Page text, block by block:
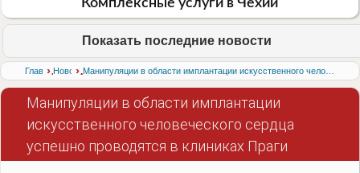
Комплексные услуги в Чехии
Показать последние новости
Главная›
Новости
› Манипуляции в области имплантации искусственного человеческого сердца успешно проводятся в клиниках Праги
Манипуляции в области имплантации
искусственного человеческого сердца
успешно проводятся в клиниках Праги